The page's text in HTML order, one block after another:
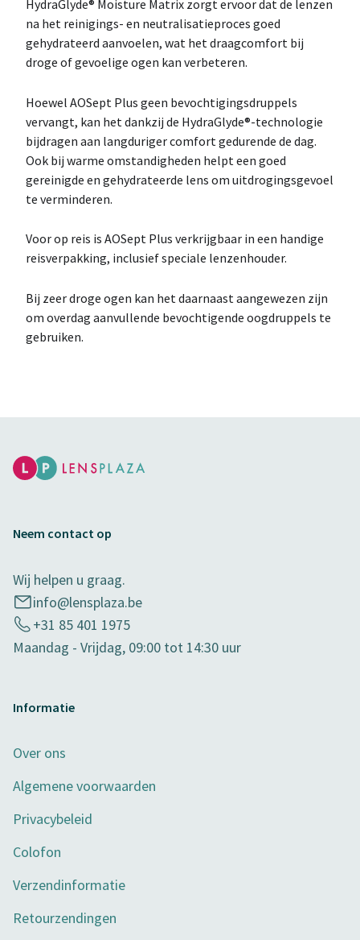
HydraGlyde® Moisture Matrix zorgt ervoor dat de lenzen
na het reinigings- en neutralisatieproces goed
gehydrateerd aanvoelen, wat het draagcomfort bij
droge of gevoelige ogen kan verbeteren.
Hoewel AOSept Plus geen bevochtigingsdruppels
vervangt, kan het dankzij de HydraGlyde®-technologie
bijdragen aan langduriger comfort gedurende de dag.
Ook bij warme omstandigheden helpt een goed
gereinigde en gehydrateerde lens om uitdrogingsgevoel
te verminderen.
Voor op reis is AOSept Plus verkrijgbaar in een handige
reisverpakking, inclusief speciale lenzenhouder.
Bij zeer droge ogen kan het daarnaast aangewezen zijn
om overdag aanvullende bevochtigende oogdruppels te
gebruiken.
Neem contact op
Wij helpen u graag.
info@lensplaza.be
+31 85 401 1975
Maandag - Vrijdag, 09:00 tot 14:30 uur
Informatie
Over ons
Algemene voorwaarden
Privacybeleid
Colofon
Verzendinformatie
Retourzendingen